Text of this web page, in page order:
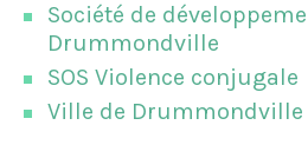
Société de
Drummondville
SOS Violence conjugale
Ville de Drummondville